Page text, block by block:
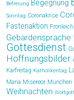
Befreiung Begegnung
Sonntag Coronakrise
Fastenaktion
Gebärdensprache
Gottesdienst
Hoffnungsbilder
Karfreitag Katholikentag
Maria Misereor München
Weihnachten